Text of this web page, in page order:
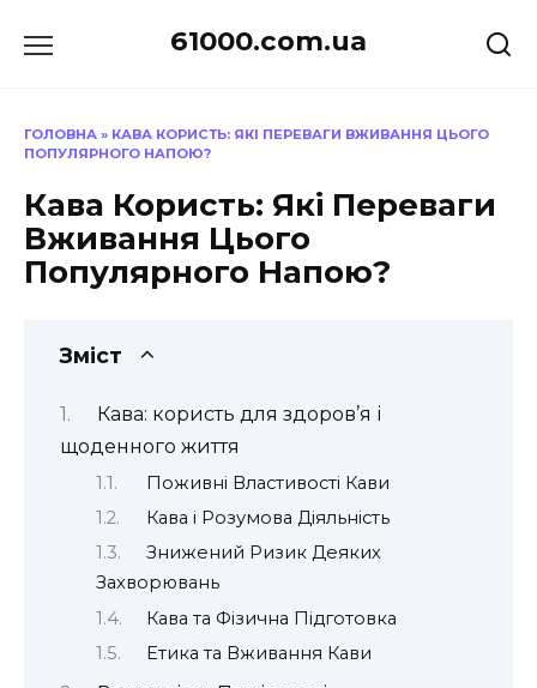
до
61000.com.ua
ГОЛОВНА » КАВА КОРИСТЬ: ЯКІ ПЕРЕВАГИ ВЖИВАННЯ ЦЬОГО
ПОПУЛЯРНОГО НАПОЮ?
Кава Користь: Які Переваги
Вживання Цього
Популярного Напою?
Зміст
Кава: користь для здоров’я і
щоденного життя
Поживні Властивості Кави
Кава і Розумова Діяльність
Знижений Ризик Деяких
Захворювань
Кава та Фізична Підготовка
Етика та Вживання Кави